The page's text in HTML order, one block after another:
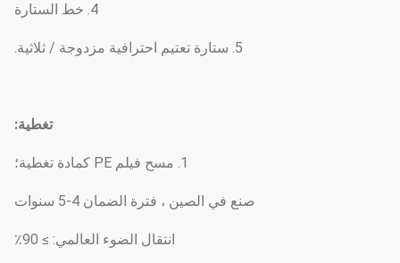
4. خط الستارة
5. ستارة تعتيم احترافية مزدوجة / ثلاثية.
تغطية:
1. مسح فيلم PE كمادة تغطية؛
صنع في الصين ، فترة الضمان 4-5 سنوات
انتقال الضوء العالمي: ≥ 90٪